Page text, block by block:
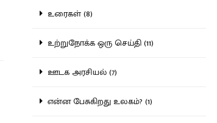
உரைகள் (8)
உற்றுநோக்க ஒரு செய்தி (11)
ஊடக அரசியல் (7)
என்ன பேசுகிறது உலகம்? (1)